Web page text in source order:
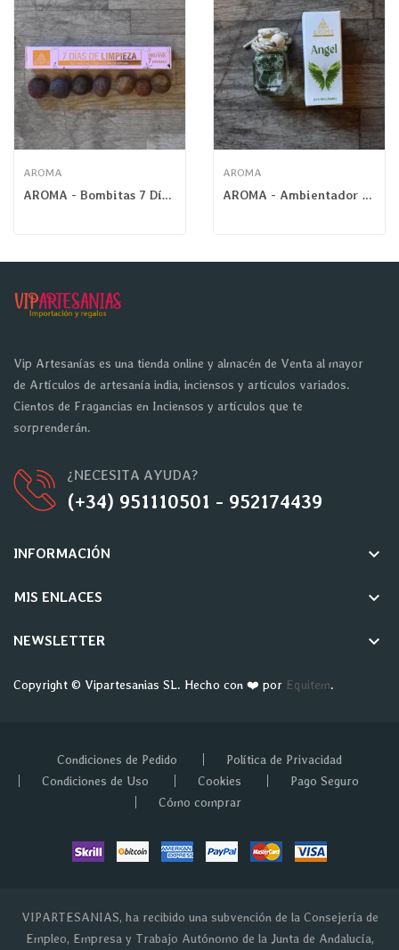
AROMA
AROMA - Bombitas 7 Días De Limpieza
AROMA
AROMA - Ambientador Coche Ángel
Vip Artesanías es una tienda online y almacén de Venta al mayor
de Artículos de artesanía india, inciensos y artículos variados.
Cientos de Fragancias en Inciensos y artículos que te
sorprenderán.
¿NECESITA AYUDA?
(+34) 951110501 - 952174439
INFORMACIÓN keyboard_arrow_down
MIS ENLACES keyboard_arrow_down
NEWSLETTER keyboard_arrow_down
Copyright © Vipartesanias SL. Hecho con ❤️ por Equitem.
Condiciones de Pedido
Política de Privacidad
Condiciones de Uso
Cookies
Pago Seguro
Cómo comprar
VIPARTESANIAS, ha recibido una subvención de la Consejería de
Empleo, Empresa y Trabajo Autónomo de la Junta de Andalucía,